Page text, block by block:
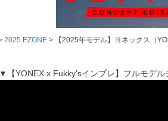
2025 EZONE 【2025年モデル】ヨネックス（
▼【YONEX x Fukky'sインプレ】フルモデル